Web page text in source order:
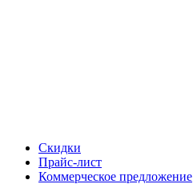
Скидки
Прайс-лист
Коммерческое предложение